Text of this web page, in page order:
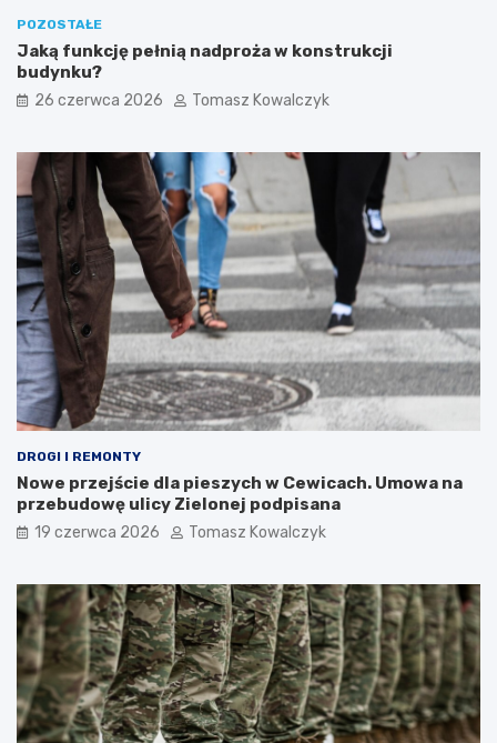
POZOSTAŁE
Jaką funkcję pełnią nadproża w konstrukcji
budynku?
26 czerwca 2026 Tomasz Kowalczyk
DROGI I REMONTY
Nowe przejście dla pieszych w Cewicach. Umowa na
przebudowę ulicy Zielonej podpisana
19 czerwca 2026 Tomasz Kowalczyk